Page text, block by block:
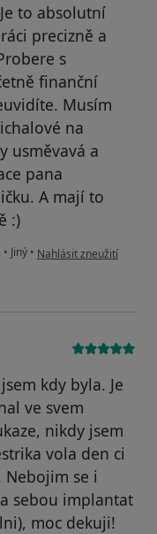
to absolutní
precizně a
s
finanční
Musím
na
usměvavá a
pana
A mají to
:)
• Jiný • podle názoru uživatele
Nahlásit zneužití
kdy byla. Je
ve svem
nikdy jsem
vola den ci
se i
sebou implantat
moc dekuji!